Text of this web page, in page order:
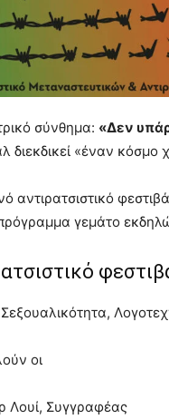
σύνθημα: «Δεν
διεκδικεί «έναν κόσμο
αντιρατσιστικό
γεμάτο
οι
Λουί, Συγγραφέας